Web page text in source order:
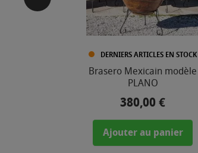
PRIX
DERNIERS ARTICLES EN STOCK
Brasero Mexicain modèle
PLANO
Prix
380,00 €
Ajouter au panier